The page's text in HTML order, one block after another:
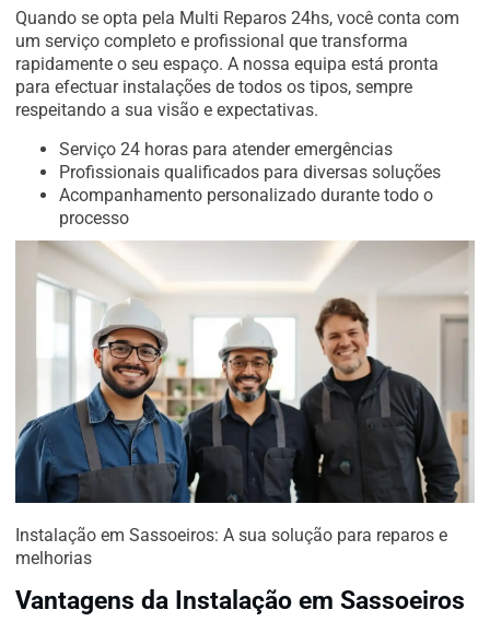
Quando se opta pela Multi Reparos 24hs, você conta com
um serviço completo e profissional que transforma
rapidamente o seu espaço. A nossa equipa está pronta
para efectuar instalações de todos os tipos, sempre
respeitando a sua visão e expectativas.
Serviço 24 horas para atender emergências
Profissionais qualificados para diversas soluções
Acompanhamento personalizado durante todo o
processo
Instalação em Sassoeiros: A sua solução para reparos e
melhorias
Vantagens da Instalação em Sassoeiros